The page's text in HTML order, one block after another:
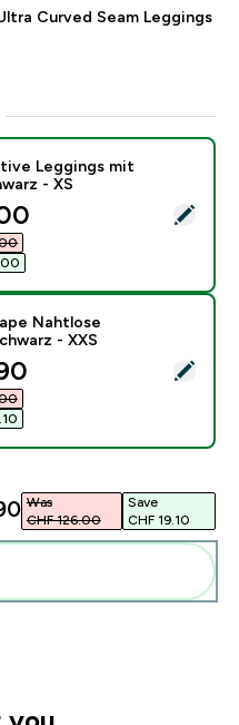
Curved Seam Leggings
- MP Damen Active
Leggings mit
- XS
price
- MP Damen Shape
Nahtlose
- XXS
price
Was
CHF 126.00‎
Save
CHF 19.10‎